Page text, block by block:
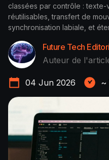
classées par contrôle :
réutilisables, transfert de
synchronisation labiale, et
Future Tech
Auteur de
04 Jun 2026 ~